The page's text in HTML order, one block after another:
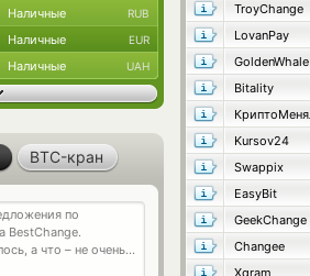
TroyChange
LovanPay
GoldenWhale
Bitality
Kursov24
Swappix
EasyBit
GeekChange
Changee
Xgram
Наличные RUB
Наличные EUR
Наличные UAH
BTC-кран